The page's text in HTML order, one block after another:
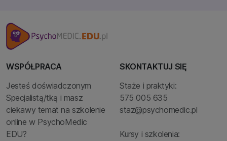
WSPÓŁPRACA
Jesteś doświadczonym
Specjalistą/tką i masz
ciekawy temat na szkolenie
online w PsychoMedic
EDU?
SKONTAKTUJ SIĘ
Staże i praktyki:
575 005 635
staz@psychomedic.pl
Kursy i szkolenia: